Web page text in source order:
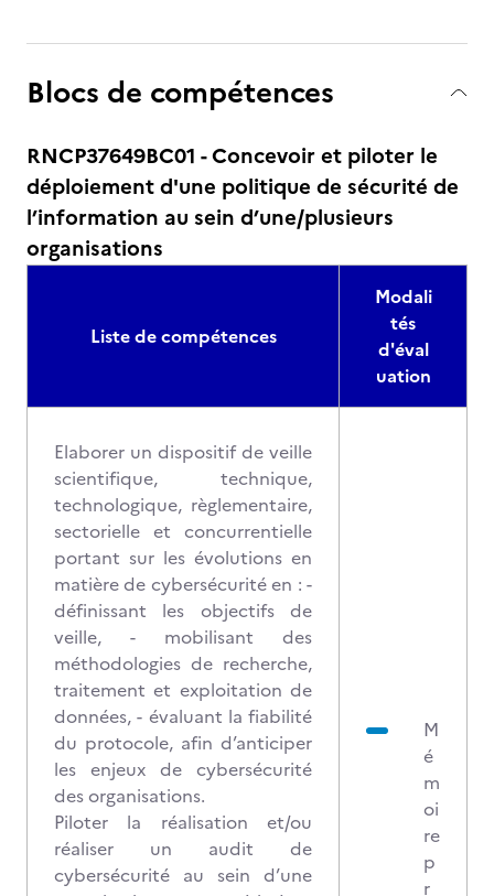
Blocs de compétences
RNCP37649BC01 - Concevoir et piloter le
déploiement d'une politique de sécurité de
l’information au sein d’une/plusieurs
organisations
Liste de compétences
Modali
tés
d'éval
uation
Elaborer un dispositif de veille
scientifique, technique,
technologique, règlementaire,
sectorielle et concurrentielle
portant sur les évolutions en
matière de cybersécurité en : -
définissant les objectifs de
veille, - mobilisant des
méthodologies de recherche,
traitement et exploitation de
données, - évaluant la fiabilité
du protocole, afin d’anticiper
les enjeux de cybersécurité
des organisations.
Piloter la réalisation et/ou
réaliser un audit de
cybersécurité au sein d’une
M
é
m
oi
re
p
r